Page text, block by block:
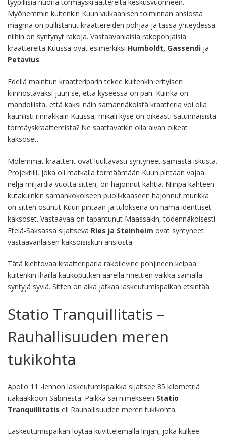
Myöhemmin kuitenkin Kuun vulkaanisen toiminnan ansiosta
magma on pullistanut kraattereiden pohjaa ja tässä yhteydessä
niihin on syntynyt rakoja. Vastaavanlaisia rakopohjaisia
kraattereita Kuussa ovat esimerkiksi Humboldt, Gassendi ja
Petavius.
Edellä mainitun kraatteriparin tekee kuitenkin erityisen
kiinnostavaksi juuri se, että kyseessä on pari. Kuinka on
mahdollista, että kaksi näin samannäköistä kraatteria voi olla
kauniisti rinnakkain Kuussa, mikäli kyse on oikeasti satunnaisista
törmäyskraattereista? Ne saattavatkin olla aivan oikeat
kaksoset.
Molemmat kraatterit ovat luultavasti syntyneet samasta iskusta.
Projektiili, joka oli matkalla törmäämään Kuun pintaan vajaa
neljä miljardia vuotta sitten, on hajonnut kahtia. Niinpä kahteen
kutakuinkin samankokoiseen puolikkaaseen hajonnut murikka
on sitten osunut Kuun pintaan ja tuloksena on nämä identtiset
kaksoset. Vastaavaa on tapahtunut Maassakin, todennäköisesti
Etelä-Saksassa sijaitseva Ries ja Steinheim ovat syntyneet
vastaavanlaisen kaksoisiskun ansiosta.
Tätä kiehtovaa kraatteriparia rakoilevine pohjineen kelpaa
kuitenkin ihailla kaukoputken äärellä miettien vaikka samalla
syntyjä syviä. Sitten on aika jatkaa laskeutumispaikan etsintää.
Statio Tranquillitatis –
Rauhallisuuden meren
tukikohta
Apollo 11 -lennon laskeutumispaikka sijaitsee 85 kilometriä
itäkaakkoon Sabinesta. Paikka sai nimekseen Statio
Tranquillitatis eli Rauhallisuuden meren tukikohta.
Laskeutumispaikan löytää kuvittelemalla linjan, joka kulkee